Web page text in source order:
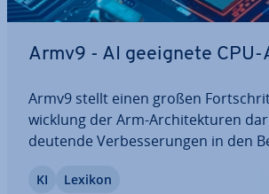
Armv9 - AI geeignete
Armv9 stellt einen großen
wick­lung der Arm-Ar­chi­tek­tu­ren
deu­ten­de Ver­bes­se­run­gen in den
Erfahren Sie alles über die
KI Lexikon